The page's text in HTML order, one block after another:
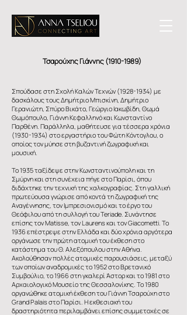
Τσαρούχης Γιάννης(1910-1989)
Σπούδασε στη Σχολή Καλών Τεχνών (1928-1934) με
δασκάλους τους Δημήτριο Μπισκίνη, Δημήτριο
Γερανιώτη, Σπύρο Βικάτο, Γεώργιο Ιακωβίδη, Θωμά
Θωμόπουλο, Γιάννη Κεφαλληνό και Κωνσταντίνο
Παρθένη. Παράλληλα, μαθήτευσε για τέσσερα χρόνια
(1930-1934) στο εργαστήριο του Φώτη Κόντογλου, ο
οποίος τον μύησε στη βυζαντινή ζωγραφική και
μουσική.
Το 1935 ταξίδεψε στην Κωνσταντινούπολη και τη
Σμύρνη και στη συνέχεια πήγε στο Παρίσι, όπου
διδάχτηκε την τεχνική της χαλκογραφίας. Στη γαλλική
πρωτεύουσα γνώρισε από κοντά τη ζωγραφική της
Αναγέννησης, τον Ιμπρεσιονισμό και το έργο του
Θεόφιλου από τη συλλογή του Teriade. Συνάντησε
επίσης τον Matisse, τον Laurens και τον Giacometti. Το
1936 επέστρεψε στην Ελλάδα και δύο χρόνια αργότερα
οργάνωσε την πρώτη ατομική του έκθεση στο
κατάστημα του Θ. Αλεξόπουλου στην Αθήνα.
Ακολούθησαν πολλές ατομικές παρουσιάσεις, μεταξύ
των οποίων αναδρομικές το 1952 στο Βρετανικό
Συμβούλιο, το 1966 στη γκαλερί Άστορ και το 1981 στο
Αρχαιολογικό Μουσείο της Θεσσαλονίκης. Το 1980
οργανώθηκε ατομική έκθεση του Γιάννη Τσαρούχη στο
Grand Palais στο Παρίσι. Η εκθεσιακή του
δραστηριότητα περιλαμβάνει επίσης συμμετοχές σε